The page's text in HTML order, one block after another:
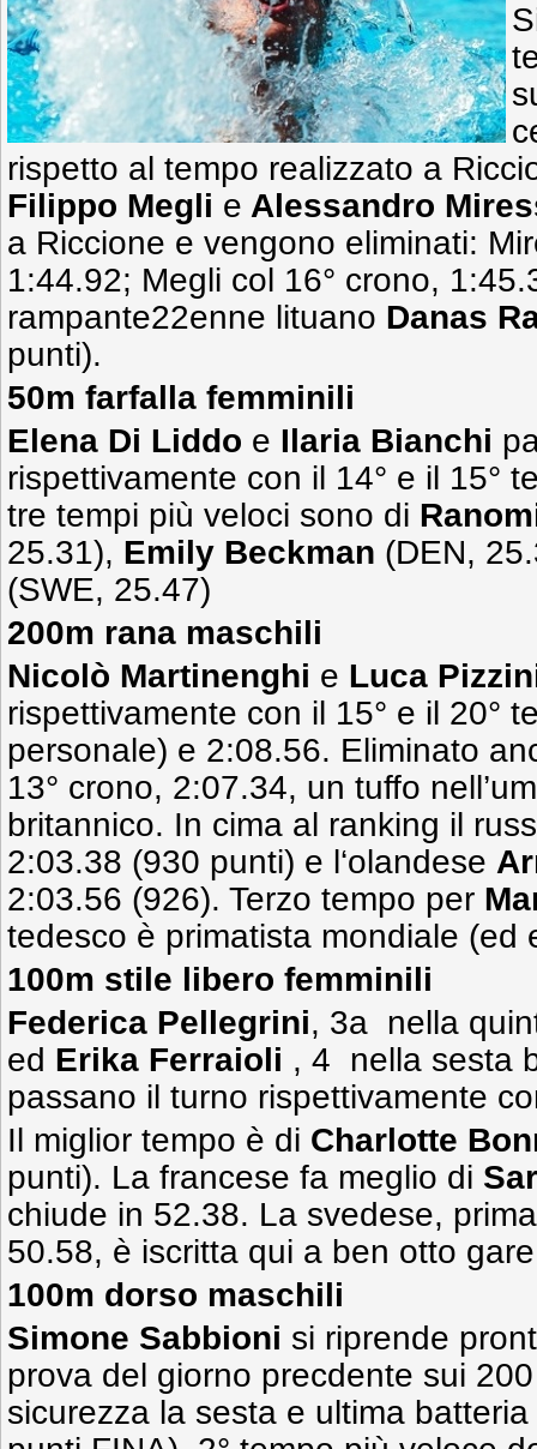
rispetto al tempo realizzato a
Filippo Megli e Alessandro
a Riccione e vengono eliminati:
1:44.92; Megli col 16° crono,
rampante22enne lituano Danas
punti).
50m farfalla femminili
Elena Di Liddo e Ilaria Bianchi
rispettivamente con il 14° e il 15°
tre tempi più veloci sono di
25.31), Emily Beckman (DEN,
(SWE, 25.47)
200m rana maschili
Nicolò Martinenghi e Luca
rispettivamente con il 15° e il 20°
personale) e 2:08.56. Eliminato
13° crono, 2:07.34, un tuffo
britannico. In cima al ranking il
2:03.38 (930 punti) e l‘olandese
2:03.56 (926). Terzo tempo per
tedesco è primatista mondiale (ed
100m stile libero femminili
Federica Pellegrini, 3a nella
ed Erika Ferraioli , 4 nella sesta
passano il turno rispettivamente
Il miglior tempo è di Charlotte
punti). La francese fa meglio di
chiude in 52.38. La svedese,
50.58, è iscritta qui a ben otto
100m dorso maschili
Simone Sabbioni si riprende
prova del giorno precdente sui
sicurezza la sesta e ultima